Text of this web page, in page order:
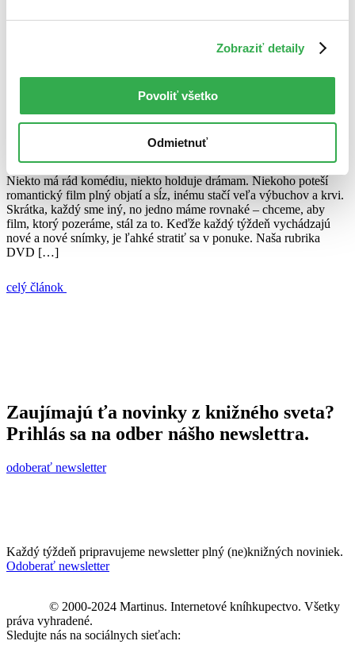
Zobraziť detaily
Povoliť všetko
Odmietnuť
HamletMelódia môjho srdca
Rachel WeiszvláčikyWoody Allen
DVD tipy: Zážitok pre každého
Niekto má rád komédiu, niekto holduje drámam. Niekoho poteší
romantický film plný objatí a sĺz, inému stačí veľa výbuchov a krvi.
Skrátka, každý sme iný, no jedno máme rovnaké – chceme, aby
film, ktorý pozeráme, stál za to. Keďže každý týždeň vychádzajú
nové a nové snímky, je ľahké stratiť sa v ponuke. Naša rubrika
DVD […]
celý článok
Zaujímajú ťa novinky z knižného sveta?
Prihlás sa na odber nášho newslettra.
odoberať newsletter
Každý týždeň pripravujeme newsletter plný (ne)knižných noviniek.
Odoberať newsletter
© 2000-2024 Martinus. Internetové kníhkupectvo. Všetky
práva vyhradené.
Sledujte nás na sociálnych sieťach: